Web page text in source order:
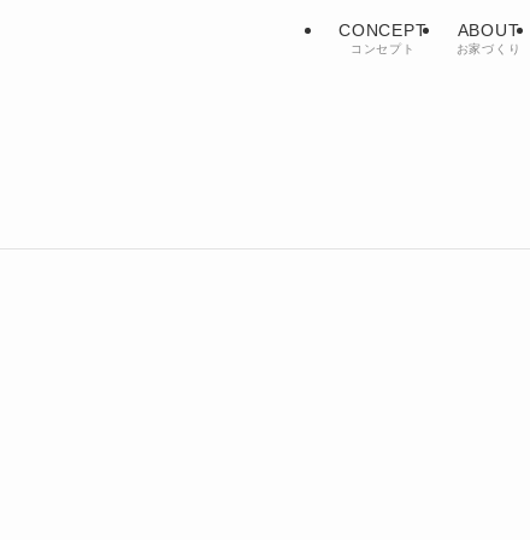
CONCEPT
コンセプト
ABOUT
お家づくり